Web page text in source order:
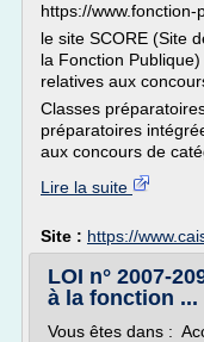
https://
le site SCORE (Site
la Fonction
relatives aux
Classes
préparatoires
aux concours de
Lire la suite
Site : https://
LOI n° 2007-
à la fonction ...
Vous êtes dans :